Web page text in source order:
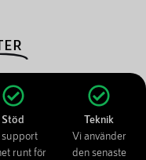
Stöd
support
runt för
Teknik
Vi använder
den senaste